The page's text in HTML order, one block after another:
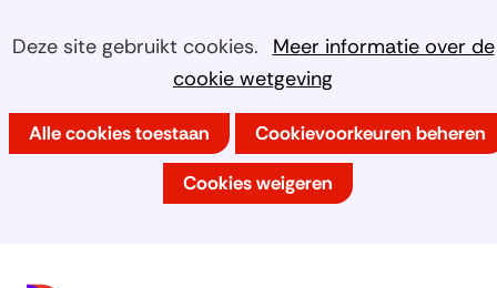
Cookies
Deze site gebruikt cookies.
Meer informatie over de
cookie wetgeving
Hier
het
gebruik
Alle cookies toestaan Cookievoorkeuren beheren
Cookies weigeren
naar
de
inhoud